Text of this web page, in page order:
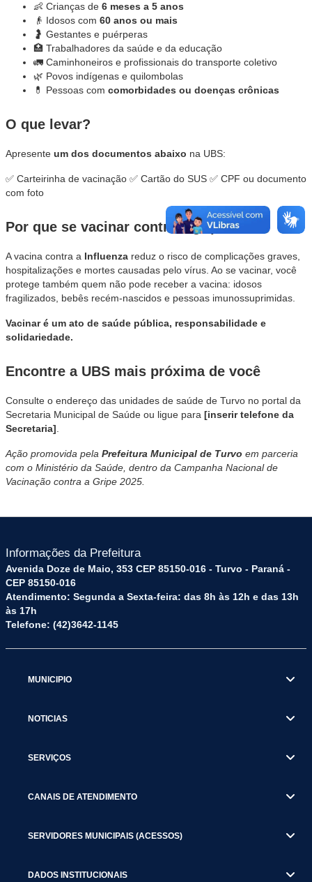
👶 Crianças de 6 meses a 5 anos
👴 Idosos com 60 anos ou mais
🤰 Gestantes e puérperas
🏥 Trabalhadores da saúde e da educação
🚛 Caminhoneiros e profissionais do transporte coletivo
🌿 Povos indígenas e quilombolas
💊 Pessoas com comorbidades ou doenças crônicas
O que levar?
Apresente um dos documentos abaixo na UBS:
✅ Carteirinha de vacinação ✅ Cartão do SUS ✅ CPF ou documento
com foto
Por que se vacinar contra a gripe?
A vacina contra a Influenza reduz o risco de complicações graves,
hospitalizações e mortes causadas pelo vírus. Ao se vacinar, você
protege também quem não pode receber a vacina: idosos
fragilizados, bebês recém-nascidos e pessoas imunossuprimidas.
Vacinar é um ato de saúde pública, responsabilidade e
solidariedade.
Encontre a UBS mais próxima de você
Consulte o endereço das unidades de saúde de Turvo no portal da
Secretaria Municipal de Saúde ou ligue para [inserir telefone da
Secretaria]
Ação promovida pela Prefeitura Municipal de Turvo em parceria
com o Ministério da Saúde, dentro da Campanha Nacional de
Vacinação contra a Gripe 2025.
Informações da Prefeitura
Avenida Doze de Maio, 353 CEP 85150-016 - Turvo - Paraná -
CEP 85150-016
Atendimento: Segunda a Sexta-feira: das 8h às 12h e das 13h
às 17h
Telefone: (42)3642-1145
MUNICIPIO
NOTICIAS
SERVIÇOS
CANAIS DE ATENDIMENTO
SERVIDORES MUNICIPAIS (ACESSOS)
DADOS INSTITUCIONAIS